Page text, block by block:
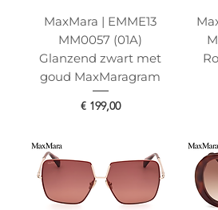
MaxMara | EMME13
MM0057 (01A)
Glanzend zwart met
goud MaxMaragram
Prijs
€ 199,00